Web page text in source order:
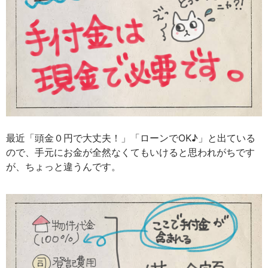
最近「頭金０円で大丈夫！」「ローンでOK♪」と出ている
ので、手元にお金が全然なくてもいけると思われがちです
が、ちょっと違うんです。